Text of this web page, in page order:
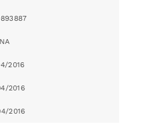
NA
2016
2016
2016